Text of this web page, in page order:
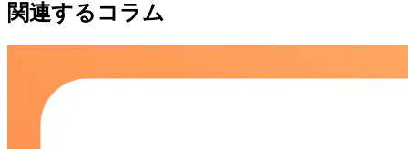
関連するコラム